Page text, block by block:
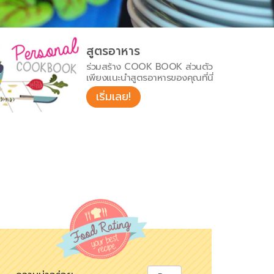
สูตรอาหาร
ร่วมสร้าง COOK BOOK ส่วนตัว
เพียงแนะนำสูตรอาหารของคุณที่นี่
เริ่มเลย!